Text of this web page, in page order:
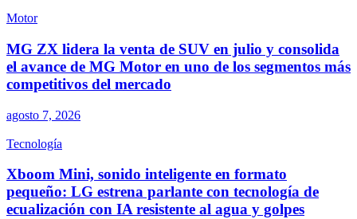
Motor
MG ZX lidera la venta de SUV en julio y consolida
el avance de MG Motor en uno de los segmentos más
competitivos del mercado
agosto 7, 2026
Tecnología
Xboom Mini, sonido inteligente en formato
pequeño: LG estrena parlante con tecnología de
ecualización con IA resistente al agua y golpes